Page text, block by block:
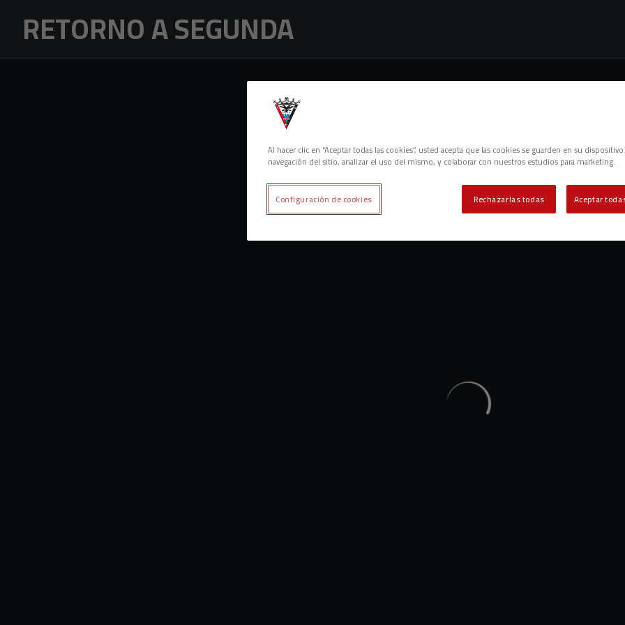
RETORNO A SEGUNDA
Al hacer clic en “Aceptar todas las cookies”, usted acepta que las cookies se guarden en su
navegación del sitio, analizar el uso del mismo, y colaborar con nuestros estudios para marketing.
Rechazarlas todas Aceptar
Configuración de cookies